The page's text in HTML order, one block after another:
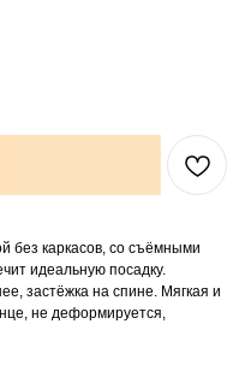
без каркасов, со съёмными
идеальную посадку.
застёжка на спине. Мягкая и
не деформируется,